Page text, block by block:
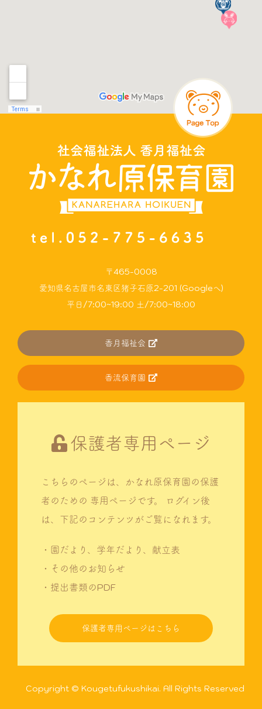
〒465-0008
愛知県名古屋市名東区猪子石原2-201 (Googleへ)
平日/7:00~19:00 土/7:00~18:00
香月福祉会
香流保育園
保護者専用ページ
こちらのページは、かなれ原保育園の保護
者のための 専用ページです。
ログイン後
は、下記のコンテンツがご覧になれます。
・園だより、学年だより、献立表
・その他のお知らせ
・提出書類のPDF
保護者専用ページはこちら
Copyright © Kougetufukushikai. All Rights Reserved